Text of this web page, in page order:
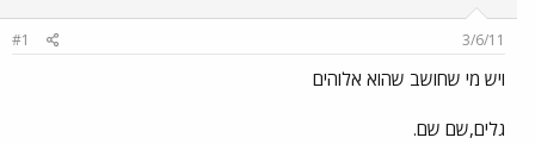
ש
א
ר
3/6/11
#1
ויש מי שחושב שהוא אלוהים
גלים,שם שם.